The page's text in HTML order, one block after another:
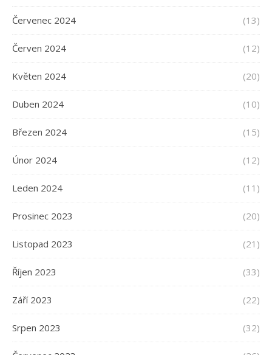
Červenec 2024 (13)
Červen 2024 (12)
Květen 2024 (20)
Duben 2024 (10)
Březen 2024 (15)
Únor 2024 (12)
Leden 2024 (11)
Prosinec 2023 (20)
Listopad 2023 (21)
Říjen 2023 (33)
Září 2023 (22)
Srpen 2023 (32)